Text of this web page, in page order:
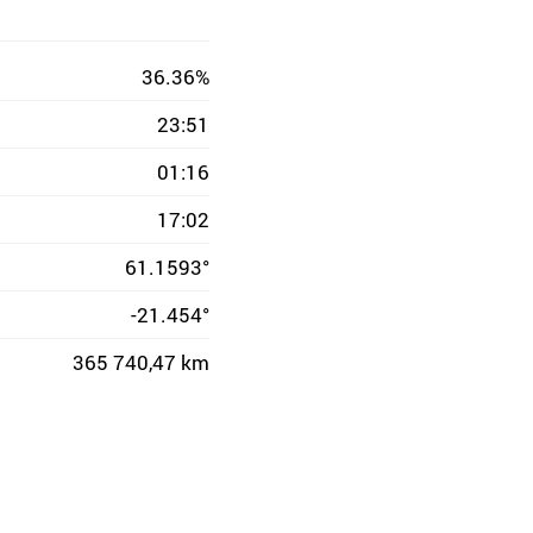
36.36%
23:51
01:16
17:02
61.1593°
-21.454°
365 740,47 km